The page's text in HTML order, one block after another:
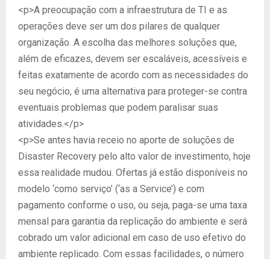
<p>A preocupação com a infraestrutura de TI e as
operações deve ser um dos pilares de qualquer
organização. A escolha das melhores soluções que,
além de eficazes, devem ser escaláveis, acessíveis e
feitas exatamente de acordo com as necessidades do
seu negócio, é uma alternativa para proteger-se contra
eventuais problemas que podem paralisar suas
atividades.</p>
<p>Se antes havia receio no aporte de soluções de
Disaster Recovery pelo alto valor de investimento, hoje
essa realidade mudou. Ofertas já estão disponíveis no
modelo ‘como serviço’ (‘as a Service’) e com
pagamento conforme o uso, ou seja, paga-se uma taxa
mensal para garantia da replicação do ambiente e será
cobrado um valor adicional em caso de uso efetivo do
ambiente replicado. Com essas facilidades, o número